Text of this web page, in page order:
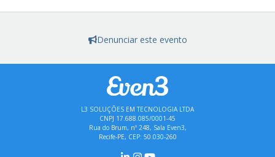
Denunciar este evento
L3 SOLUÇÕES EM TECNOLOGIA LTDA
CNPJ 17.688.085/0001-45
Rua do Brum, nº 248, Sala Even3,
Recife-PE, CEP: 50.030-260